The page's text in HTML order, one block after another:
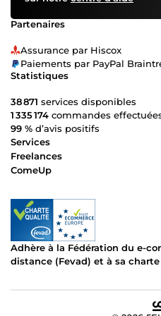
Partenaires
Assurance par Hiscox
Paiements par PayPal
Statistiques
38 871 services disponibles
1 335 174 commandes
99 % d’avis positifs
Services
Freelances
ComeUp
Adhère à la Fédération du e-
distance (Fevad) et à sa